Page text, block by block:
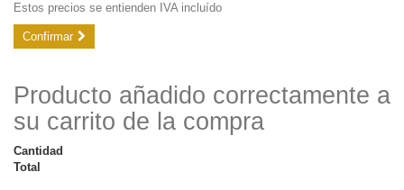
Estos precios se entienden IVA incluído
Confirmar
Producto añadido correctamente a
su carrito de la compra
Cantidad
Total